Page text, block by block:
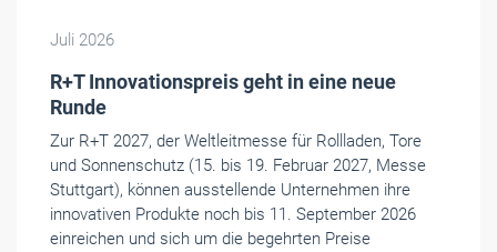
Juli 2026
R+T Innovationspreis geht in eine neue
Runde
Zur R+T 2027, der Weltleitmesse für Rollladen, Tore
und Sonnenschutz (15. bis 19. Februar 2027, Messe
Stuttgart), können ausstellende Unternehmen ihre
innovativen Produkte noch bis 11. September 2026
einreichen und sich um die begehrten Preise